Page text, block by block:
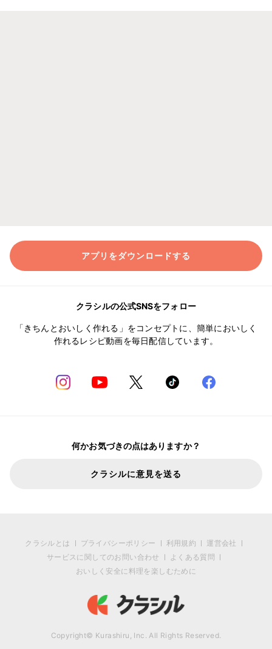
アプリをダウンロードする
クラシルの公式SNSをフォロー
「きちんとおいしく作れる」をコンセプトに、簡単においしく
作れるレシピ動画を毎日配信しています。
何かお気づきの点はありますか？
クラシルに意見を送る
クラシルとは プライバシーポリシー 利用規約
運営会社
サービスに関してのお問い合わせ
よくある質問
おいしく安全に料理を楽しむために
Copyright© Kurashiru, Inc. All Rights Reserved.